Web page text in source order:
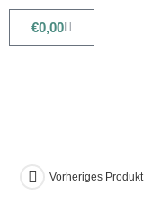
€0,00
Vorheriges Produkt